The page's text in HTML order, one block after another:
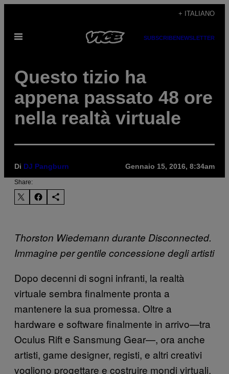
contenuto
+ ITALIANO
Apri
SUBSCRIBENEWSLETTER
Questo tizio ha
appena passato 48 ore
nella realtà virtuale
Di DJ Pangburn Gennaio 15, 2016, 8:34am
Share:
Thorston Wiedemann durante Disconnected.
Immagine per gentile concessione degli artisti
Dopo decenni di sogni infranti, la realtà
virtuale sembra finalmente pronta a
mantenere la sua promessa. Oltre a
hardware e software finalmente in arrivo—tra
Oculus Rift e Sansmung Gear—, ora anche
artisti, game designer, registi, e altri creativi
vogliono progettare e costruire mondi virtuali.